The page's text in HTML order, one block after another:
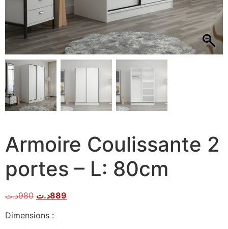
Armoire Coulissante 2
portes – L: 80cm
980د.ت 889د.ت
Dimensions :